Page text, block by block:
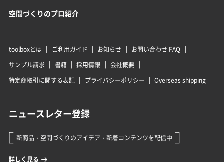
空間づくりのプロ紹介
toolboxとは ご利用ガイド お知らせ
お問い合わせ FAQ
サンプル請求
書籍 採用情報
会社概要
特定商取引に関する表記
プライバシーポリシー Overseas shipping